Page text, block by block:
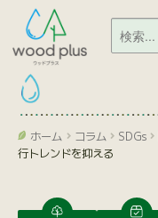
ホーム コラム SDGs
行トレンドを抑える